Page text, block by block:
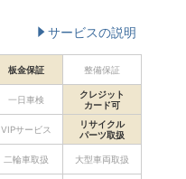
サービスの説明
板金保証 整備保証
一日車検
クレジット
カード可
VIPサービス
リサイクル
パーツ取扱
二輪車取扱 大型車両取扱